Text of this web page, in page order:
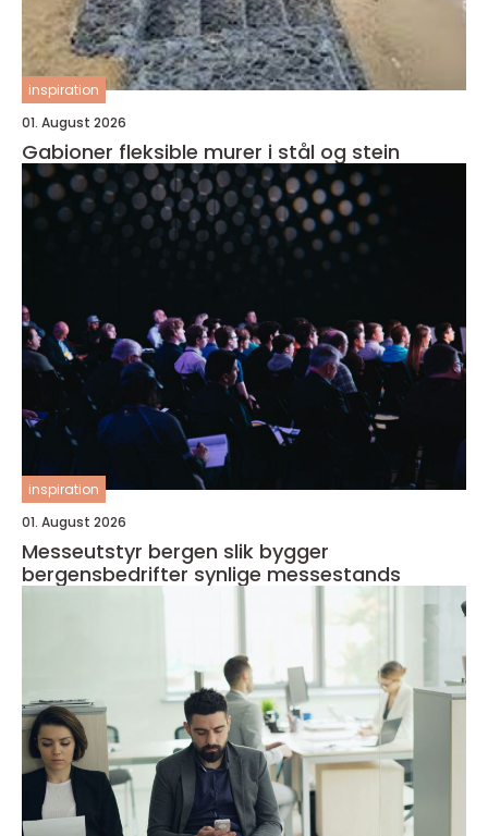
inspiration
01. August 2026
Gabioner fleksible murer i stål og stein
inspiration
01. August 2026
Messeutstyr bergen slik bygger
bergensbedrifter synlige messestands